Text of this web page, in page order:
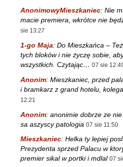
AnonimowyMieszkaniec: Nie
macie premiera, wkrótce nie
sie 13:27
1-go Maja: Do Mieszkańca –
tych bloków i nie życzę sobie,
wszystkich. Czytając… 07 sie
Anonim: Mieszkaniec, przed
i bramkarz z grand hotelu,
12:21
Anonim: anonimie dobrze ze
sa aszyscy patologia 07 sie 11:50
Mieszkaniec: Helka ty lepiej
Prezydenta sprzed Palacu w
premier sikal w portki i mdlal 07